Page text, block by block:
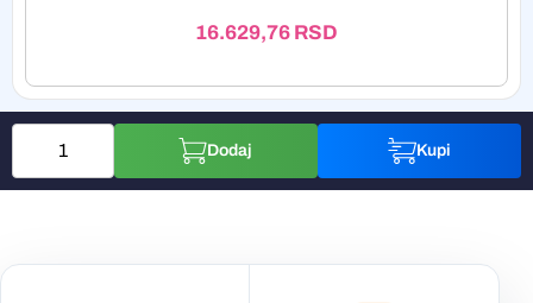
16.629,76 RSD
Dodaj Kupi